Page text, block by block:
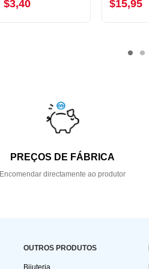
$3,40 $15,95
PREÇOS DE FÁBRICA
Encomendar directamente ao produtor
OUTROS PRODUTOS
Bijuteria